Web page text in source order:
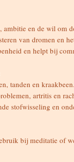
ambitie en de wil om
van dromen en
en helpt bij
tanden en kraakbeen.
artritis en
stofwisseling en
bij meditatie of